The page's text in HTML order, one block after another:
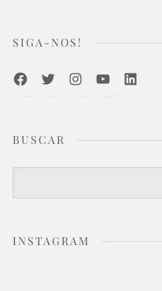
SIGA-NOS!
FacebookTwitterInstagramYoutubeLinkedIn
BUSCAR
INSTAGRAM